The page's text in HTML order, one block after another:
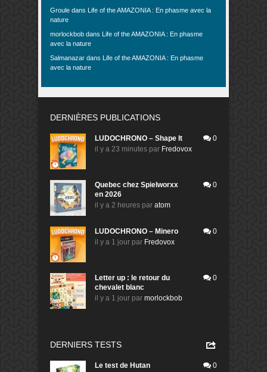
Groule dans Life of the AMAZONIA : En phasme avec la
nature
morlockbob dans Life of the AMAZONIA : En phasme
avec la nature
Salmanazar dans Life of the AMAZONIA : En phasme
avec la nature
DERNIÈRES PUBLICATIONS
LUDOCHRONO – Shape It
il y a 23 minutes par Fredovox
0
Quebec chez Spielworxx
en 2026
il y a 2 heures par atom
0
LUDOCHRONO – Minero
il y a 1 jour par Fredovox
0
Letter up : le retour du
chevalet blanc
il y a 1 jour par morlockbob
0
DERNIERS TESTS
Le test de Hutan
0